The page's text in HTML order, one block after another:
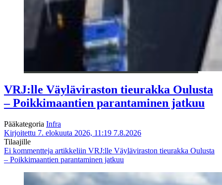
VRJ:lle Väyläviraston tieurakka Oulusta
– Poikkimaantien parantaminen jatkuu
Pääkategoria Infra
Kirjoitettu 7. elokuuta 2026, 11:19 7.8.2026
Tilaajille
Ei kommentteja artikkeliin VRJ:lle Väyläviraston tieurakka Oulusta
– Poikkimaantien parantaminen jatkuu